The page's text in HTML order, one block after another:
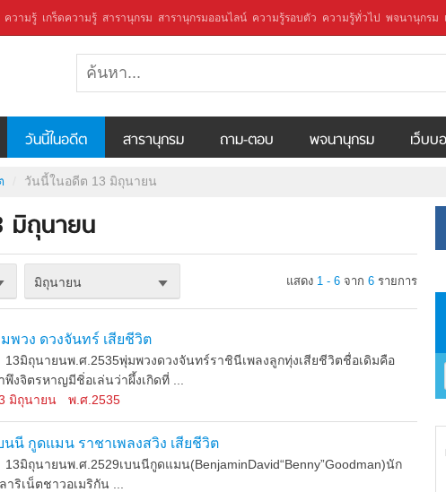
ความรู้ เกร็ดความรู้ สารานุกรม สารานุกรมออนไลน์ ความรู้รอบตัว ความรู้ทั่วไป พจนานุกรม
วันนี้ในอดีต สารานุกรม ถาม-ตอบ พจนานุกรม เว็บบ
วันนี้ในอดีต 13 มิถุนายน
มิถุนายน
มิถุนายน แสดง 1 - 6จาก 6รายการ
พวง ดวงจันทร์ เสียชีวิต
มิถุนายนพ.ศ.2535พุ่มพวงดวงจันทร์ราชินีเพลงลูกทุ่งเสียชีวิตชื่อเดิมคือ
พึงจิตรหาญมีชิ่อเล่นว่าผึ้งเกิดที่ ...
มิถุนายน
พ.ศ.2535
นนี กูดแมน ราชาเพลงสวิง เสียชีวิต
มิถุนายนพ.ศ.2529เบนนีกูดแมน(BenjaminDavid“Benny”Goodman)นัก
าริเน็ตชาวอเมริกัน ...